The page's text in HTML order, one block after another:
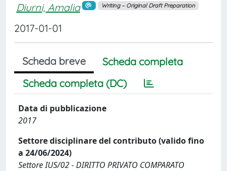
Diurni, Amalia Writing – Original Draft Preparation
2017-01-01
Scheda breve
Scheda completa
Scheda completa (DC)
Data di pubblicazione
2017
Settore disciplinare del contributo (valido fino
a 24/06/2024)
Settore IUS/02 - DIRITTO PRIVATO COMPARATO